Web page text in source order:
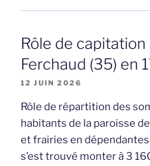
Rôle de
Ferchaud (35) en
12 JUIN 2026
Rôle de répartition des
habitants de la paroisse
et frairies en dépendantes
s’est trouvé monter à 3